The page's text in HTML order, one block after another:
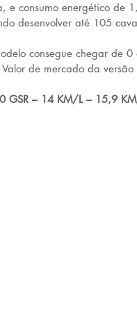
consumo energético de
desenvolver até 105
consegue chegar de
de mercado da
GSR – 14 KM/L – 15,9